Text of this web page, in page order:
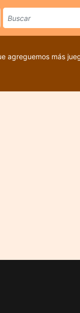
agreguemos más